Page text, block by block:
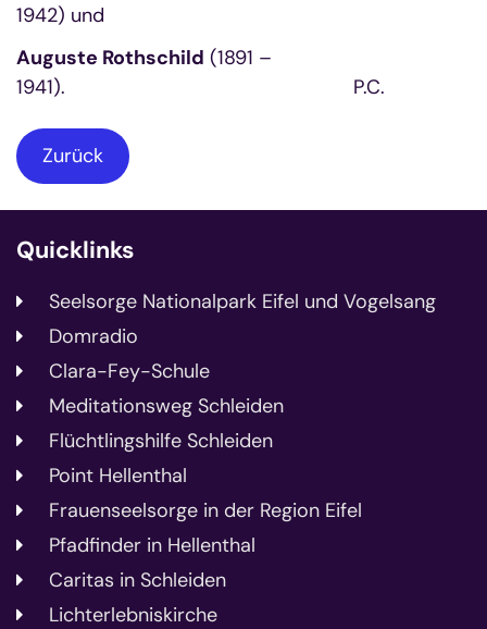
1942) und
Auguste Rothschild (1891 –
1941). P.C.
Zurück
Quicklinks
Seelsorge Nationalpark Eifel und Vogelsang
Domradio
Clara-Fey-Schule
Meditationsweg Schleiden
Flüchtlingshilfe Schleiden
Point Hellenthal
Frauenseelsorge in der Region Eifel
Pfadfinder in Hellenthal
Caritas in Schleiden
Lichterlebniskirche